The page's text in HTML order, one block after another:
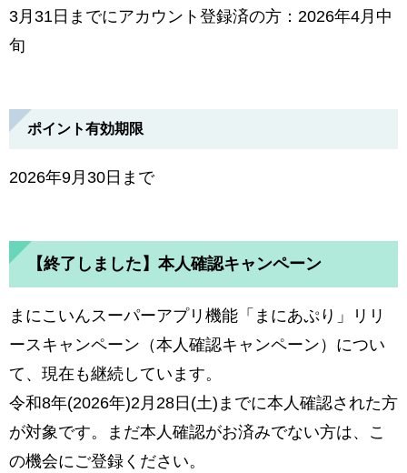
3月31日までにアカウント登録済の方：2026年4月中
旬​
ポイント有効期限
2026年9月30日まで
【終了しました】本人確認キャンペーン
まにこいんスーパーアプリ機能「まにあぷり」リリ
ースキャンペーン（本人確認キャンペーン）につい
て、現在も継続しています。
​令和8年(2026年)2月28日(土)までに本人確認された方
が対象です。まだ本人確認がお済みでない方は、こ
の機会にご登録ください。